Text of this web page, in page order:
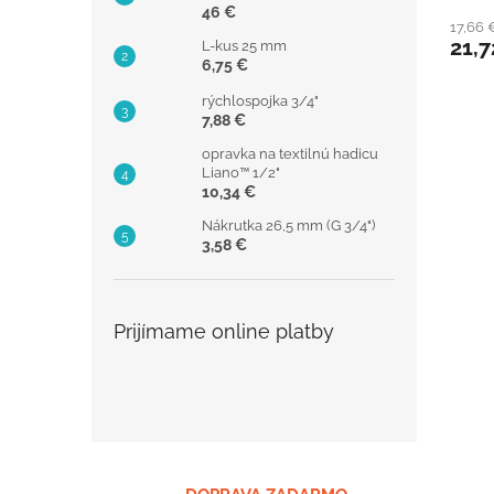
46 €
L-kus 25 mm
6,75 €
rýchlospojka 3/4"
7,88 €
opravka na textilnú hadicu
Liano™ 1/2"
10,34 €
Nákrutka 26,5 mm (G 3/4")
3,58 €
Prijímame online platby
17,66